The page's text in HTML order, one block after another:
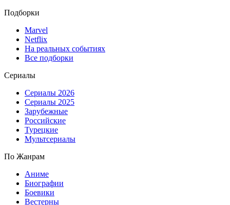
Подборки
Marvel
Netflix
На реальных событиях
Все подборки
Сериалы
Сериалы 2026
Сериалы 2025
Зарубежные
Российские
Турецкие
Мультсериалы
По Жанрам
Аниме
Биографии
Боевики
Вестерны